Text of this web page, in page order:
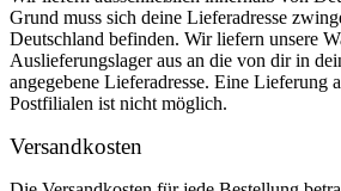
Grund muss sich deine Lieferadresse
Deutschland befinden. Wir liefern unsere
Auslieferungslager aus an die von dir in
angegebene Lieferadresse. Eine Lieferung
Postfilialen ist nicht möglich.
Versandkosten